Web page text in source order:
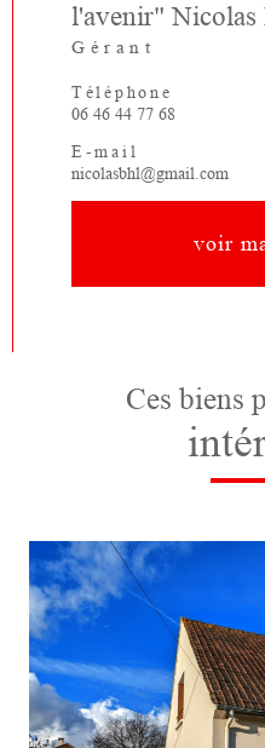
l'avenir" Nicolas
Gérant
Téléphone
06 46 44 77 68
E-mail
nicolasbhl@gmail.com
voir
Ces
voir